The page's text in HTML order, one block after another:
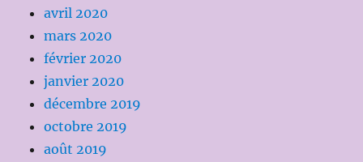
avril 2020
mars 2020
février 2020
janvier 2020
décembre 2019
octobre 2019
août 2019